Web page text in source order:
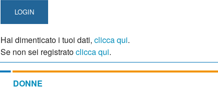
LOGIN
Hai dimenticato i tuoi dati, clicca qui.
Se non sei registratoclicca qui.
DONNE